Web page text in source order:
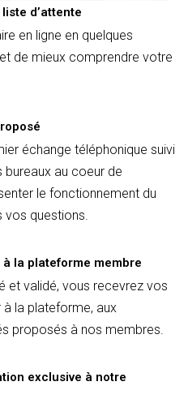
d’attente
en ligne en quelques
de mieux comprendre votre
échange téléphonique suivi
bureaux au coeur de
le fonctionnement du
questions.
la plateforme membre
et validé, vous recevrez vos
la plateforme, aux
proposés à nos membres.
exclusive à notre